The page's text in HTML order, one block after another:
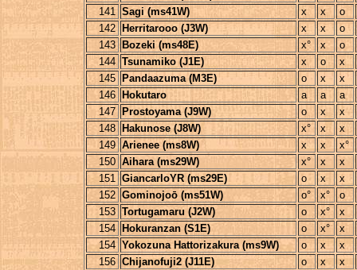
141 Sagi (ms41W) x x
o
142
Herritarooo (J3W) x x
o
143
Bozeki (ms48E) x° x
o
144 Tsunamiko (J1E) x o
x
145
Pandaazuma (M3E) o x
x
146
Hokutaro a a
a
147
Prostoyama (J9W) o x
x
148
Hakunose (J8W) x° x
x
149 Arienee (ms8W) x x
x°
150 Aihara (ms29W) x° x
x
151 GiancarloYR (ms29E) o x
x
152 Gominojoō (ms51W) o° x°
o
153 Tortugamaru (J2W) o x°
x
154
Hokuranzan (S1E) o x°
x
154 Yokozuna Hattorizakura (ms9W) o x
x
156 Chijanofuji2 (J11E) o x
x